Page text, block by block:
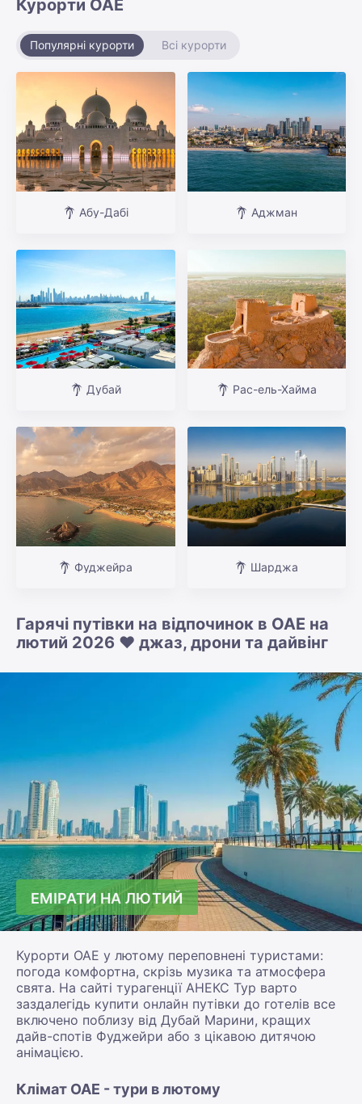
Курорти ОАЕ
Популярні курорти Всі курорти
Абу-Дабі Аджман
Дубай Рас-ель-Хайма
Фуджейра Шарджа
Гарячі путівки на відпочинок в ОАЕ на
лютий 2026 ❤️ джаз, дрони та дайвінг
ЕМІРАТИ НА ЛЮТИЙ
Курорти ОАЕ у лютому переповнені туристами:
погода комфортна, скрізь музика та атмосфера
свята. На сайті турагенції АНЕКС Тур варто
заздалегідь купити онлайн путівки до готелів все
включено поблизу від Дубай Марини, кращих
дайв-спотів Фуджейри або з цікавою дитячою
анімацією.
Клімат ОАЕ - тури в лютому